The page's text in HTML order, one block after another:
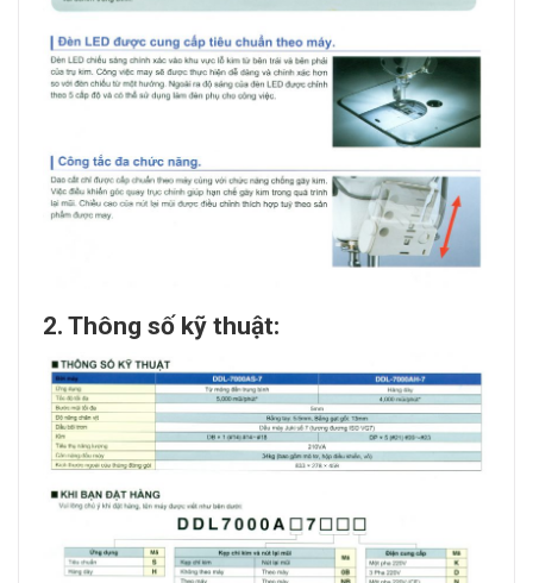
2. Thông số kỹ thuật: